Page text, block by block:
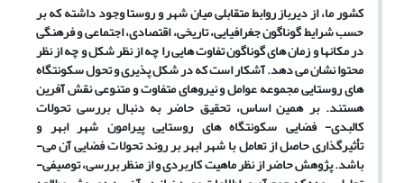
کشور ما، از دیرباز روابط متقابلی میان شهر و روستا وجود داشته که بر
حسب شرایط گوناگون جغرافیایی، تاریخی، اقتصادی، اجتماعی و فرهنگی
در مکان­ها و زمان­ های گوناگون تفاوت­ هایی را چه از نظر شکل و چه از نظر
محتوا نشان می­ دهد. آشکار است که در شکل ­پذیری و تحول سکونتگاه
های روستایی مجموعه عوامل و نیروهای متفاوت و متنوعی نقش آفرین
هستند. بر همین اساس، تحقیق حاضر به دنبال بررسی تحولات
کالبدی- فضایی سکونتگاه­ های روستایی پیرامون شهر ابهر و
تأثیرگذاری­ حاصل از تعامل با شهر ابهر بر روند تحولات فضایی آن می­
باشد. پژوهش حاضر از نظر ماهیت کاربردی و از منظر بررسی، توصیفی-